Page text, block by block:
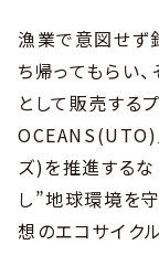
漁業で意図せず
ち帰ってもらい
として販売する
OCEANS(UTO)
ズ)を推進するな
し”地球環境を
想のエコサイク